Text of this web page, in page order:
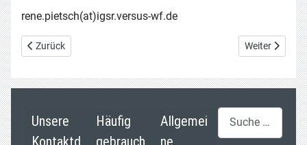
rene.pietsch(at)igsr.versus-wf.de
Vorheriger Beitrag: Kim Schrader
Zurück Nächster
Weiter
Unsere
Kontaktd
Häufig
gebrauch
Allgemei
ne
Suchen